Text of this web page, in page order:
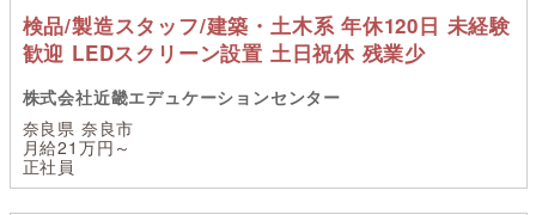
検品/製造スタッフ/建築・土木系 年休120日 未経験
歓迎 LEDスクリーン設置 土日祝休 残業少
株式会社近畿エデュケーションセンター
奈良県 奈良市
月給21万円～
正社員